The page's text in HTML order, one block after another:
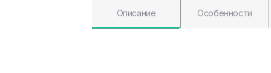
Описание Особенности